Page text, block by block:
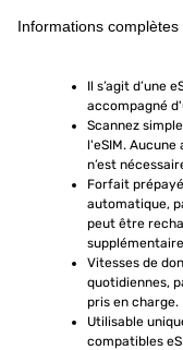
Informations
Il s’agit d’une
accompagné
Scannez
l'eSIM.
n’est
Forfait
automatique,
peut être
Vitesses de
quotidiennes,
pris en charge.
Utilisable
compatibles